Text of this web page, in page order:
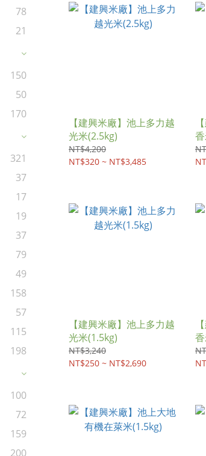
78
21
150
50
170
321
37
17
19
37
79
49
158
57
115
198
100
72
159
200
【建興米廠】池上多力越
光米(2.5kg)
NT$4,200
NT$320 ~ NT$3,485
【建興米廠】池上多力越
光米(1.5kg)
NT$3,240
NT$250 ~ NT$2,690